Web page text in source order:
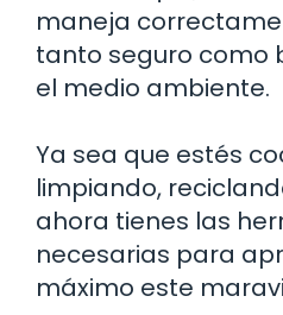
maneja
tanto seguro como
el medio ambiente.
Ya sea que estés
limpiando,
ahora tienes las
necesarias para
máximo este